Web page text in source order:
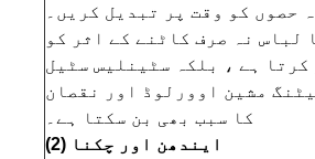
حصوں کو وقت پر تبدیل کریں۔
لباس نہ صرف کاٹنے کے اثر کو
کرتا ہے ، بلکہ سٹینلیس سٹیل
مشین اوورلوڈ اور نقصان
کا سبب بھی بن سکتا ہے۔
(2) ایندھن اور چکنا